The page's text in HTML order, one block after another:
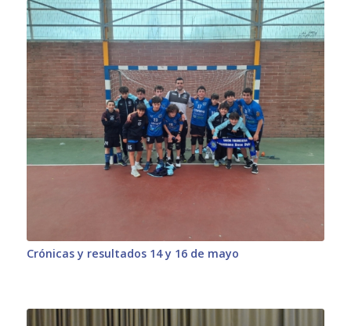
Crónicas y resultados 14 y 16 de mayo